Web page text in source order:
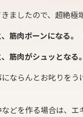
ましたので、超絶極
筋肉ボーンになる。
筋肉がシュッとなる
ならんとお叱りを
どを作る場合は、エ